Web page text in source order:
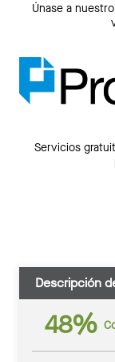
Únase a
Servicios
Descripción
48%